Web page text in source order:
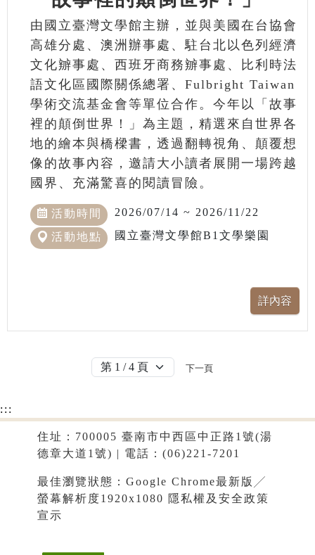
由國立臺灣文學館主辦，並與美國在台協會
高雄分處、澳洲辦事處、駐台北以色列經濟
文化辧事處、西班牙商務辧事處、比利時法
語文化區國際關係總署、Fulbright Taiwan
學術交流基金會等單位合作。今年以「故事
裡的顛倒世界！」為主題，精選來自世界各
地的繪本與橋樑書，透過翻轉視角、顛覆想
像的故事內容，邀請大小讀者展開一場跨越
國界、充滿驚喜的閱讀冒險。
活動時間 2026/07/14 ~ 2026/11/22
活動地點 國立臺灣文學館B1文學樂園
下一頁
:::
住址：700005 臺南市中西區中正路1號(湯
德章大道1號) | 電話：(06)221-7201
最佳瀏覽狀態：Google Chrome最新版╱
螢幕解析度1920x1080 隱私權及安全政策
宣示